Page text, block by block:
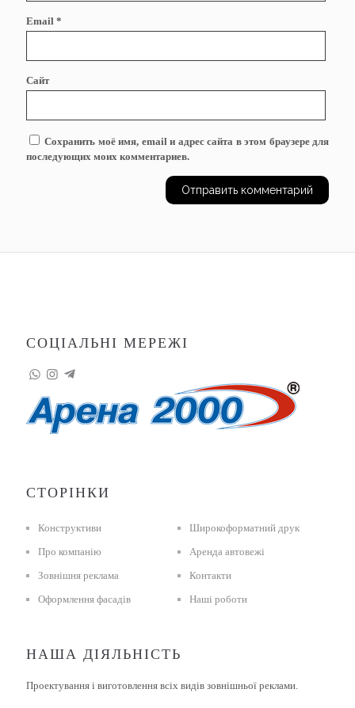
Email *
Сайт
Сохранить моё имя, email и адрес сайта в этом браузере для
последующих моих комментариев.
СОЦІАЛЬНІ МЕРЕЖІ
СТОРІНКИ
Конструктиви
Про компанію
Зовнішня реклама
Оформлення фасадів
Широкоформатний друк
Аренда автовежі
Контакти
Наші роботи
НАША ДІЯЛЬНІСТЬ
Проектування і виготовлення всіх видів зовнішньої реклами.